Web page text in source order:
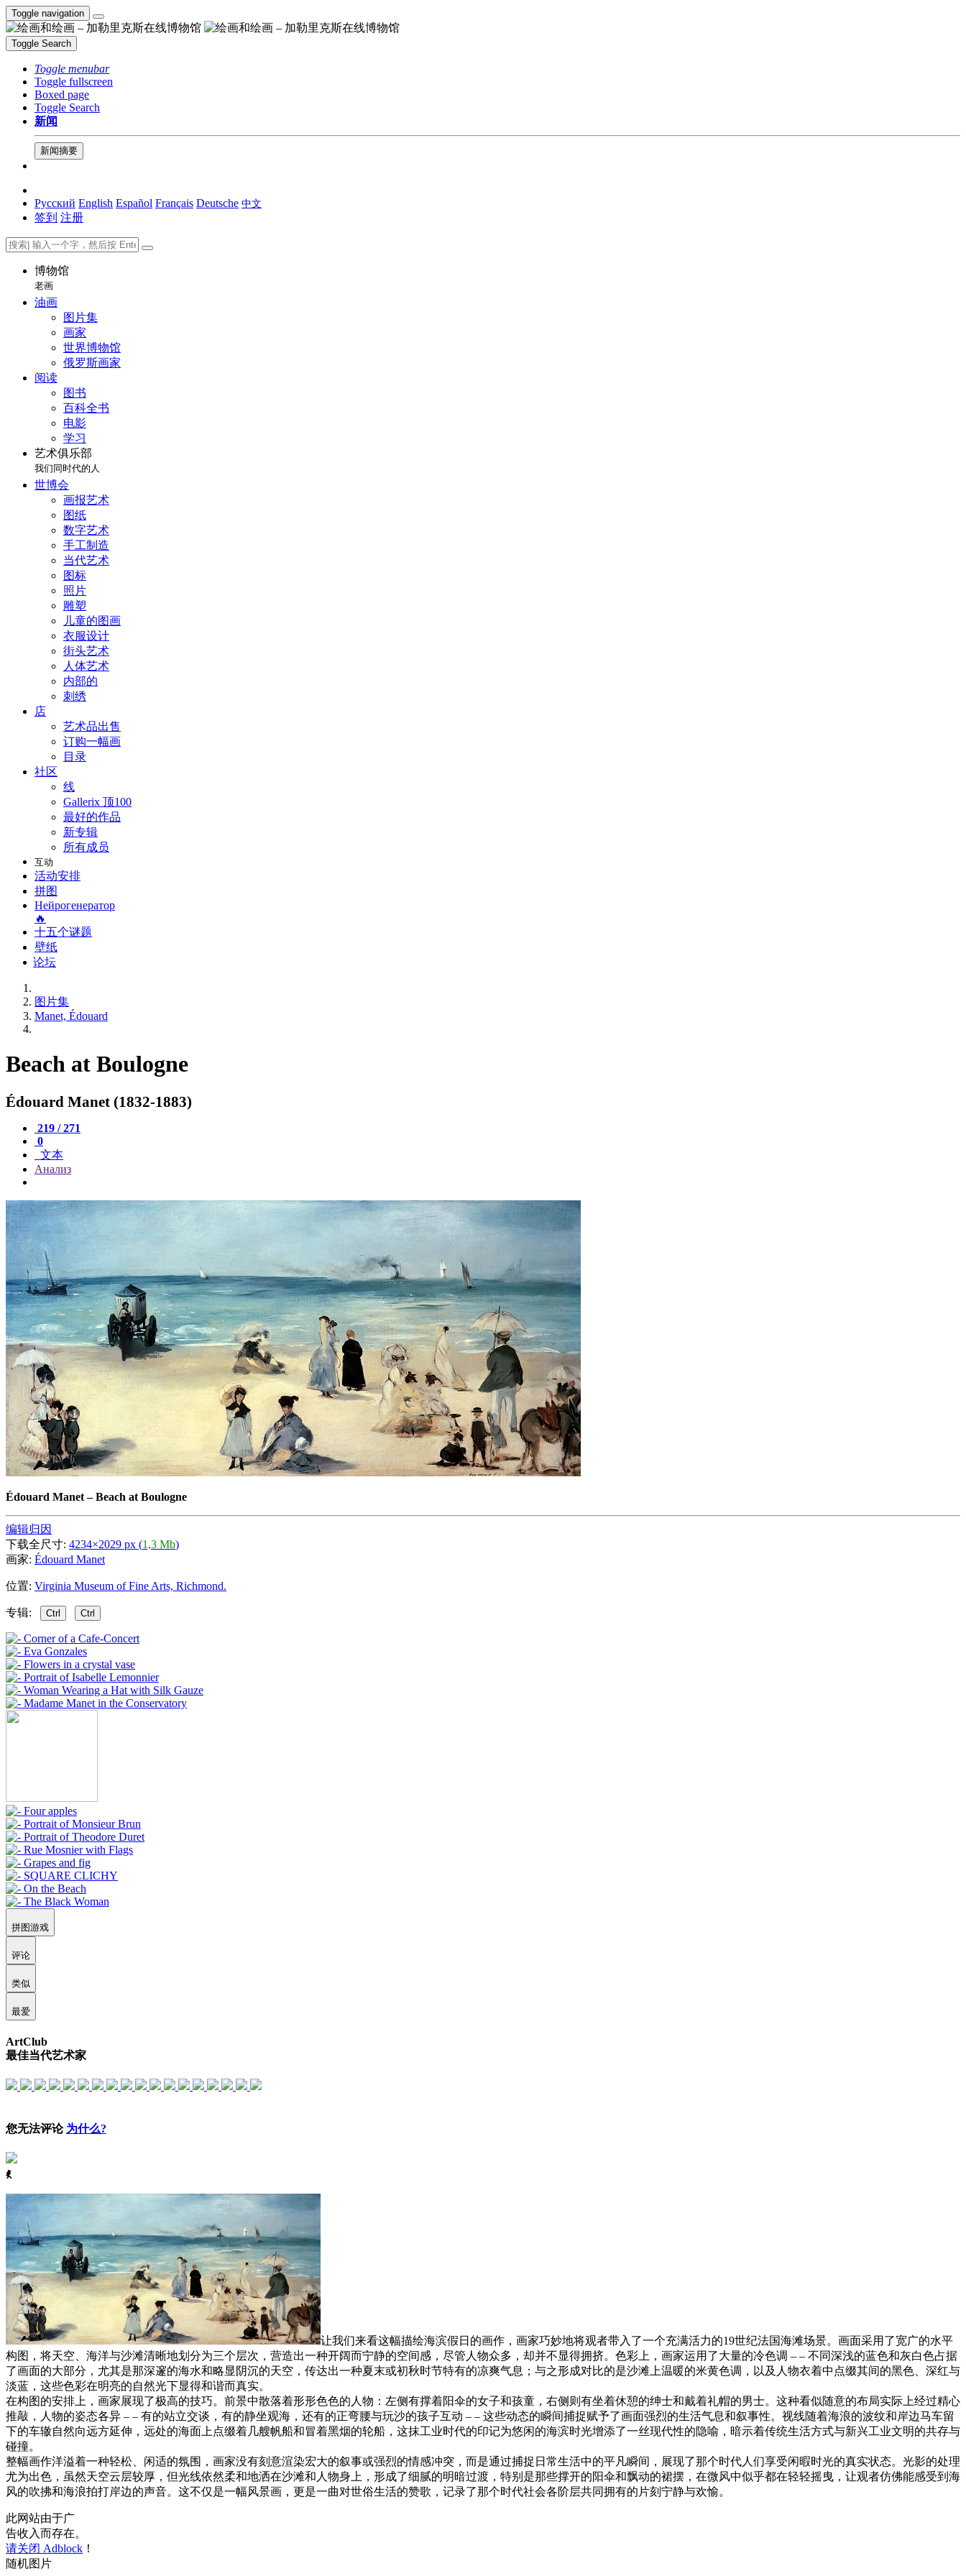
Toggle navigation
Toggle Search
Toggle menubar
Toggle fullscreen
Boxed page
Toggle Search
新闻
新闻摘要
Русский English Español Français Deutsche 中文
签到 注册
博物馆
老画
油画
图片集
画家
世界博物馆
俄罗斯画家
阅读
图书
百科全书
电影
学习
艺术俱乐部
我们同时代的人
世博会
画报艺术
图纸
数字艺术
手工制造
当代艺术
图标
照片
雕塑
儿童的图画
衣服设计
街头艺术
人体艺术
内部的
刺绣
店
艺术品出售
订购一幅画
目录
社区
线
Gallerix 顶100
最好的作品
新专辑
所有成员
互动
活动安排
拼图
Нейрогенератор
🔥
十五个谜题
壁纸
论坛
图片集
Manet, Édouard
Beach at Boulogne
Édouard Manet (1832-1883)
219 / 271
0
文本
Анализ
Édouard Manet–Beach at Boulogne
编辑归因
下载全尺寸: 4234×2029 px (1,3 Mb)
画家: Édouard Manet
位置: Virginia Museum of Fine Arts, Richmond.
专辑: Ctrl Ctrl
拼图游戏
评论
类似
最爱
ArtClub
最佳当代艺术家
您无法评论 为什么?
ꈅ
让我们来看这幅描绘海滨假日的画作，画家巧妙地将观者带入了一个充满活力的19世纪法国海滩场景。画面采用了宽广的水平
构图，将天空、海洋与沙滩清晰地划分为三个层次，营造出一种开阔而宁静的空间感，尽管人物众多，却并不显得拥挤。色彩上，画家运用了大量的冷色调 – – 不同深浅的蓝色和灰白色占据
了画面的大部分，尤其是那深邃的海水和略显阴沉的天空，传达出一种夏末或初秋时节特有的凉爽气息；与之形成对比的是沙滩上温暖的米黄色调，以及人物衣着中点缀其间的黑色、深红与
淡蓝，这些色彩在明亮的自然光下显得和谐而真实。
在构图的安排上，画家展现了极高的技巧。前景中散落着形形色色的人物：左侧有撑着阳伞的女子和孩童，右侧则有坐着休憩的绅士和戴着礼帽的男士。这种看似随意的布局实际上经过精心
推敲，人物的姿态各异 – – 有的站立交谈，有的静坐观海，还有的正弯腰与玩沙的孩子互动 – – 这些动态的瞬间捕捉赋予了画面强烈的生活气息和叙事性。视线随着海浪的波纹和岸边马车留
下的车辙自然向远方延伸，远处的海面上点缀着几艘帆船和冒着黑烟的轮船，这抹工业时代的印记为悠闲的海滨时光增添了一丝现代性的隐喻，暗示着传统生活方式与新兴工业文明的共存与
碰撞。
整幅画作洋溢着一种轻松、闲适的氛围，画家没有刻意渲染宏大的叙事或强烈的情感冲突，而是通过捕捉日常生活中的平凡瞬间，展现了那个时代人们享受闲暇时光的真实状态。光影的处理
尤为出色，虽然天空云层较厚，但光线依然柔和地洒在沙滩和人物身上，形成了细腻的明暗过渡，特别是那些撑开的阳伞和飘动的裙摆，在微风中似乎都在轻轻摇曳，让观者仿佛能感受到海
风的吹拂和海浪拍打岸边的声音。这不仅是一幅风景画，更是一曲对世俗生活的赞歌，记录了那个时代社会各阶层共同拥有的片刻宁静与欢愉。
此网站由于广
告收入而存在。
请关闭 Adblock ！
随机图片